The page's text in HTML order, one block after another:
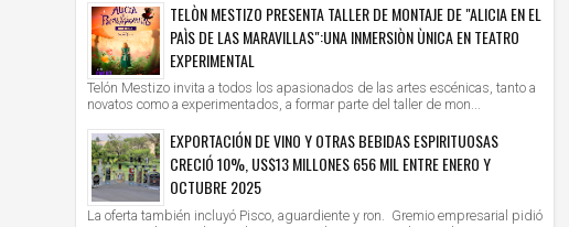
TELÒN MESTIZO PRESENTA TALLER DE MONTAJE DE "ALICIA EN EL
PAÌS DE LAS MARAVILLAS":UNA INMERSIÒN ÙNICA EN TEATRO
EXPERIMENTAL
Telón Mestizo invita a todos los apasionados de las artes escénicas, tanto a
novatos como a experimentados, a formar parte del taller de mon...
EXPORTACIÓN DE VINO Y OTRAS BEBIDAS ESPIRITUOSAS
CRECIÓ 10%, US$13 MILLONES 656 MIL ENTRE ENERO Y
OCTUBRE 2025
La oferta también incluyó Pisco, aguardiente y ron. Gremio empresarial pidió